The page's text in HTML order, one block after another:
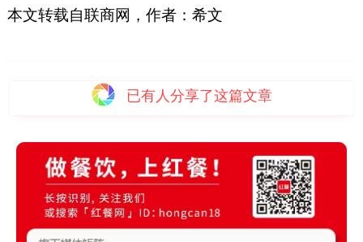
本文转载自联商网，作者：希文
已有人分享了这篇文章